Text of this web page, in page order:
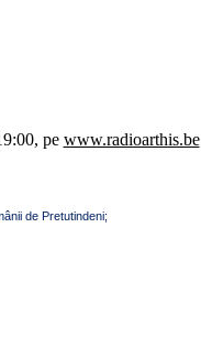
pe www.radioarthis.be
de Pretutindeni;